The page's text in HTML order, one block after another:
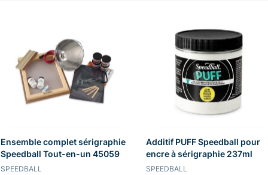
Ensemble complet sérigraphie
Speedball Tout-en-un 45059
SPEEDBALL
Additif PUFF Speedball pour
encre à sérigraphie 237ml
SPEEDBALL